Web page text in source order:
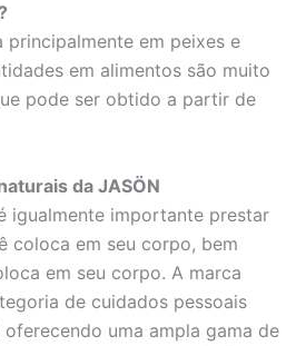
principalmente em peixes e
em alimentos são muito
pode ser obtido a partir de
da JASÖN
igualmente importante prestar
coloca em seu corpo, bem
em seu corpo. A marca
de cuidados pessoais
uma ampla gama de